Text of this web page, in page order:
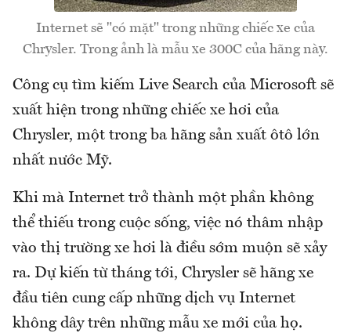
Internet sẽ "có mặt" trong những chiếc xe của
Chrysler. Trong ảnh là mẫu xe 300C của hãng này.
Công cụ tìm kiếm Live Search của Microsoft sẽ
xuất hiện trong những chiếc xe hơi của
Chrysler, một trong ba hãng sản xuất ôtô lớn
nhất nước Mỹ.
Khi mà Internet trở thành một phần không
thể thiếu trong cuộc sống, việc nó thâm nhập
vào thị trường xe hơi là điều sớm muộn sẽ xảy
ra. Dự kiến từ tháng tới, Chrysler sẽ hãng xe
đầu tiên cung cấp những dịch vụ Internet
không dây trên những mẫu xe mới của họ.